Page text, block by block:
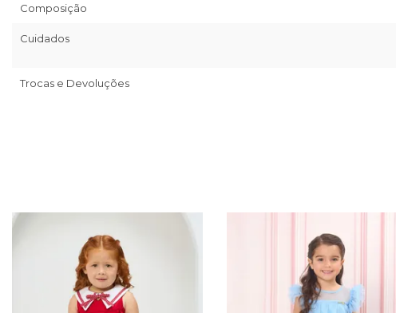
Composição
Cuidados
Trocas e Devoluções